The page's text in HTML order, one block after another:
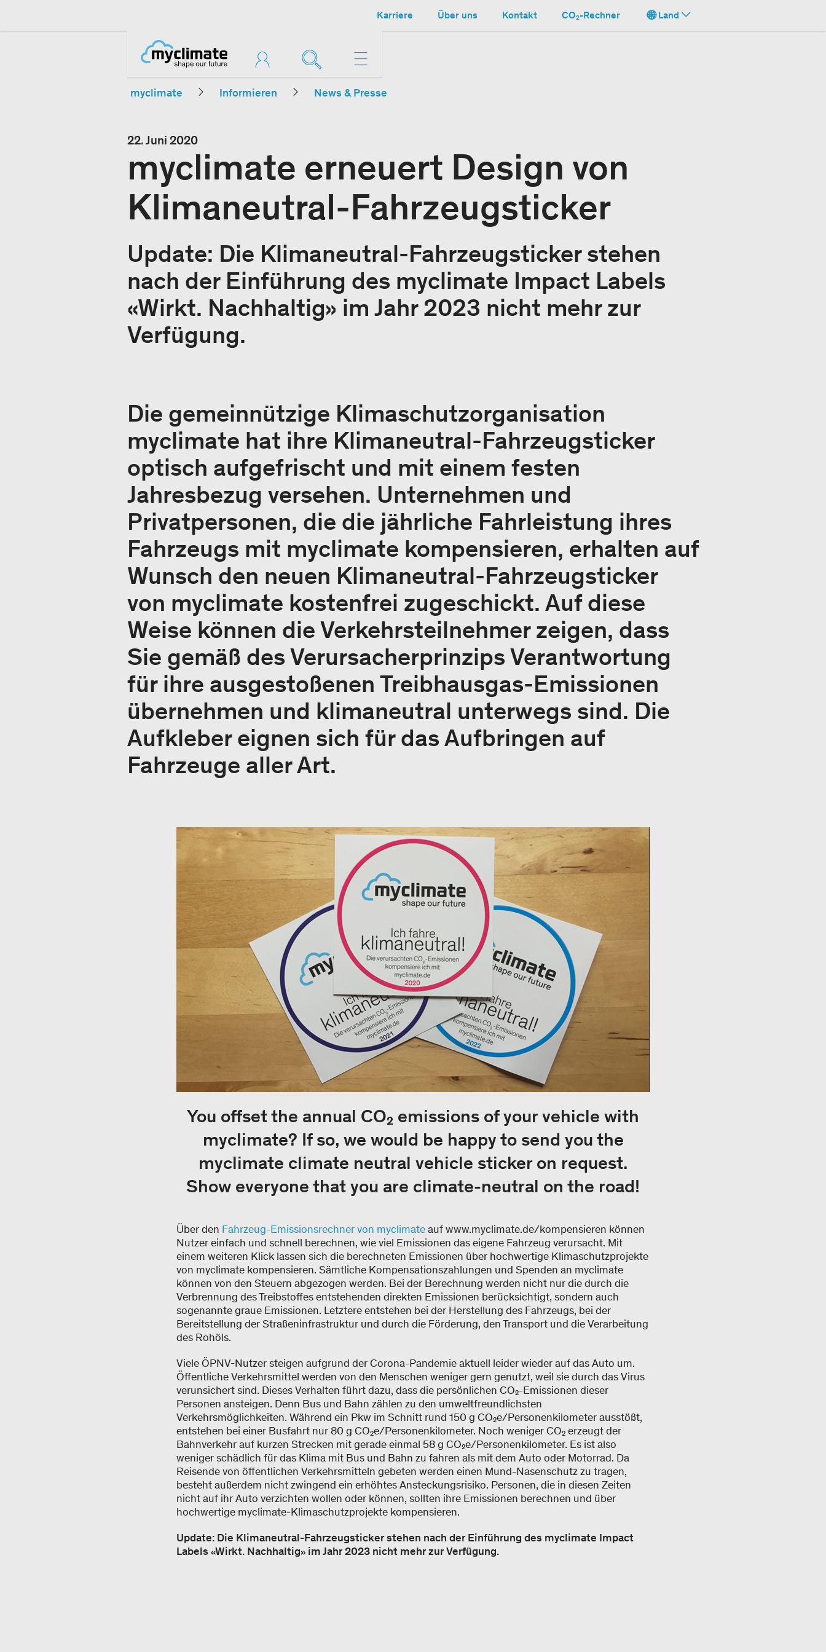
Karriere Über uns Kontakt CO₂-Rechner Land
myclimate Informieren News & Presse
22. Juni 2020
myclimate erneuert Design von
Klimaneutral-Fahrzeugsticker
Update: Die Klimaneutral-Fahrzeugsticker stehen
nach der Einführung des myclimate Impact Labels
«Wirkt. Nachhaltig» im Jahr 2023 nicht mehr zur
Verfügung.
Die gemeinnützige Klimaschutzorganisation
myclimate hat ihre Klimaneutral-Fahrzeugsticker
optisch aufgefrischt und mit einem festen
Jahresbezug versehen. Unternehmen und
Privatpersonen, die die jährliche Fahrleistung ihres
Fahrzeugs mit myclimate kompensieren, erhalten auf
Wunsch den neuen Klimaneutral-Fahrzeugsticker
von myclimate kostenfrei zugeschickt. Auf diese
Weise können die Verkehrsteilnehmer zeigen, dass
Sie gemäß des Verursacherprinzips Verantwortung
für ihre ausgestoßenen Treibhausgas-Emissionen
übernehmen und klimaneutral unterwegs sind. Die
Aufkleber eignen sich für das Aufbringen auf
Fahrzeuge aller Art.
You offset the annual CO₂ emissions of your vehicle with
myclimate? If so, we would be happy to send you the
myclimate climate neutral vehicle sticker on request.
Show everyone that you are climate-neutral on the road!
Über den Fahrzeug-Emissionsrechner von myclimateauf www.myclimate.de/kompensieren können
Nutzer einfach und schnell berechnen, wie viel Emissionen das eigene Fahrzeug verursacht. Mit
einem weiteren Klick lassen sich die berechneten Emissionen über hochwertige Klimaschutzprojekte
von myclimate kompensieren. Sämtliche Kompensationszahlungen und Spenden an myclimate
können von den Steuern abgezogen werden. Bei der Berechnung werden nicht nur die durch die
Verbrennung des Treibstoffes entstehenden direkten Emissionen berücksichtigt, sondern auch
sogenannte graue Emissionen. Letztere entstehen bei der Herstellung des Fahrzeugs, bei der
Bereitstellung der Straßeninfrastruktur und durch die Förderung, den Transport und die Verarbeitung
des Rohöls.
Viele ÖPNV-Nutzer steigen aufgrund der Corona-Pandemie aktuell leider wieder auf das Auto um.
Öffentliche Verkehrsmittel werden von den Menschen weniger gern genutzt, weil sie durch das Virus
verunsichert sind. Dieses Verhalten führt dazu, dass die persönlichen CO₂-Emissionen dieser
Personen ansteigen. Denn Bus und Bahn zählen zu den umweltfreundlichsten
Verkehrsmöglichkeiten. Während ein Pkw im Schnitt rund 150 g CO₂e/Personenkilometer ausstößt,
entstehen bei einer Busfahrt nur 80 g CO₂e/Personenkilometer. Noch weniger CO₂ erzeugt der
Bahnverkehr auf kurzen Strecken mit gerade einmal 58 g CO₂e/Personenkilometer. Es ist also
weniger schädlich für das Klima mit Bus und Bahn zu fahren als mit dem Auto oder Motorrad. Da
Reisende von öffentlichen Verkehrsmitteln gebeten werden einen Mund-Nasenschutz zu tragen,
besteht außerdem nicht zwingend ein erhöhtes Ansteckungsrisiko. Personen, die in diesen Zeiten
nicht auf ihr Auto verzichten wollen oder können, sollten ihre Emissionen berechnen und über
hochwertige myclimate-Klimaschutzprojekte kompensieren.
Update: Die Klimaneutral-Fahrzeugsticker stehen nach der Einführung des myclimate Impact
Labels «Wirkt. Nachhaltig» im Jahr 2023 nicht mehr zur Verfügung.